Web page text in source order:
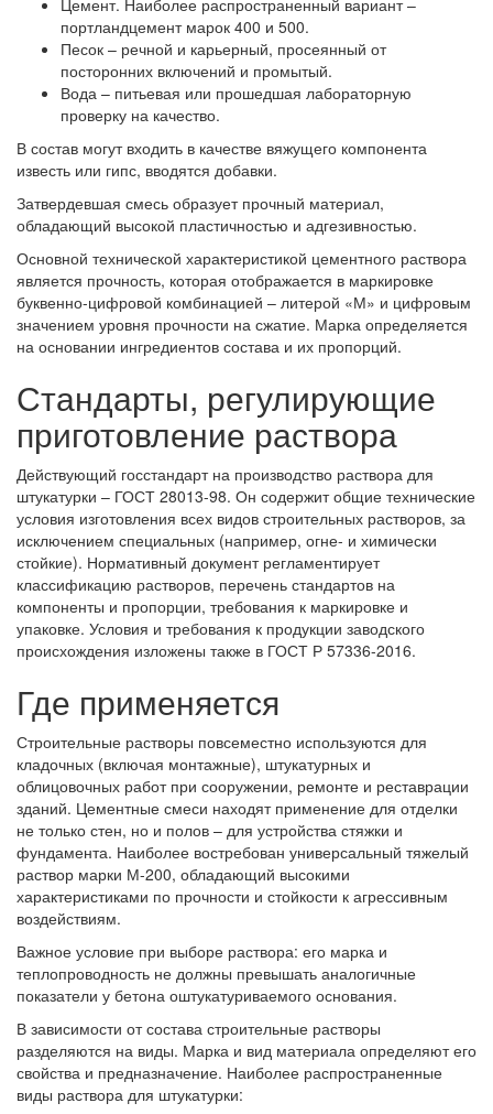
портландцемент марок 400 и 500.
Песок – речной и карьерный, просеянный от
посторонних включений и промытый.
Вода – питьевая или прошедшая лабораторную
проверку на качество.
В состав могут входить в качестве вяжущего компонента
известь или гипс, вводятся добавки.
Затвердевшая смесь образует прочный материал,
обладающий высокой пластичностью и адгезивностью.
Основной технической характеристикой цементного раствора
является прочность, которая отображается в маркировке
буквенно-цифровой комбинацией – литерой «М» и цифровым
значением уровня прочности на сжатие. Марка определяется
на основании ингредиентов состава и их пропорций.
Стандарты, регулирующие
приготовление раствора
Действующий госстандарт на производство раствора для
штукатурки – ГОСТ 28013-98. Он содержит общие технические
условия изготовления всех видов строительных растворов, за
исключением специальных (например, огне- и химически
стойкие). Нормативный документ регламентирует
классификацию растворов, перечень стандартов на
компоненты и пропорции, требования к маркировке и
упаковке. Условия и требования к продукции заводского
происхождения изложены также в ГОСТ Р 57336-2016.
Где применяется
Строительные растворы повсеместно используются для
кладочных (включая монтажные), штукатурных и
облицовочных работ при сооружении, ремонте и реставрации
зданий. Цементные смеси находят применение для отделки
не только стен, но и полов – для устройства стяжки и
фундамента. Наиболее востребован универсальный тяжелый
раствор марки М-200, обладающий высокими
характеристиками по прочности и стойкости к агрессивным
воздействиям.
Важное условие при выборе раствора: его марка и
теплопроводность не должны превышать аналогичные
показатели у бетона оштукатуриваемого основания.
В зависимости от состава строительные растворы
разделяются на виды. Марка и вид материала определяют его
свойства и предназначение. Наиболее распространенные
виды раствора для штукатурки: